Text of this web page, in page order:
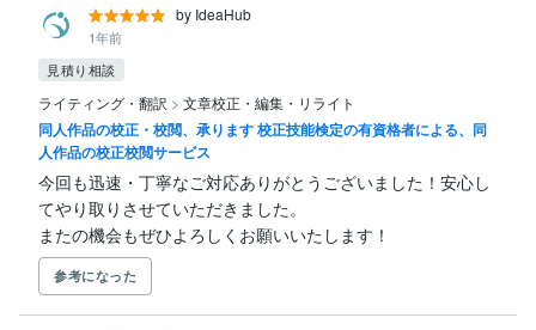
by IdeaHub
1年前
見積り相談
ライティング・翻訳 > 文章校正・編集・リライト
同人作品の校正・校閲、承ります 校正技能検定の有資格者による、同
人作品の校正校閲サービス
今回も迅速・丁寧なご対応ありがとうございました！安心し
てやり取りさせていただきました。
またの機会もぜひよろしくお願いいたします！
参考になった